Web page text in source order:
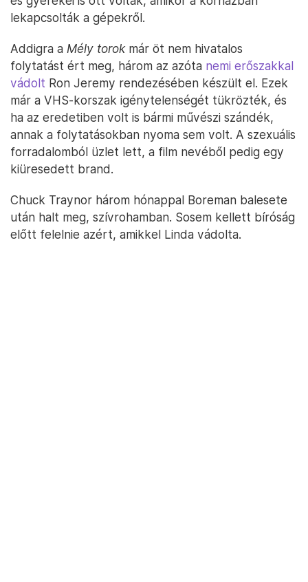
lekapcsolták a gépekről.
Addigra a Mély torokmár öt nem hivatalos
folytatást ért meg, három az azóta nemi erőszakkal
vádolt Ron Jeremy rendezésében készült el. Ezek
már a VHS-korszak igénytelenségét tükrözték, és
ha az eredetiben volt is bármi művészi szándék,
annak a folytatásokban nyoma sem volt. A szexuális
forradalomból üzlet lett, a film nevéből pedig egy
kiüresedett brand.
Chuck Traynor három hónappal Boreman balesete
után halt meg, szívrohamban. Sosem kellett bíróság
előtt felelnie azért, amikkel Linda vádolta.